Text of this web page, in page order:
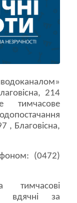
214
тимчасове
, Благовісна,
(0472)
тимчасові
вдячні за